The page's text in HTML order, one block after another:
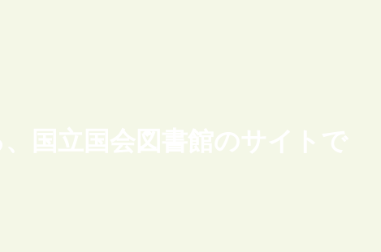
国立国会図書館のサイトで